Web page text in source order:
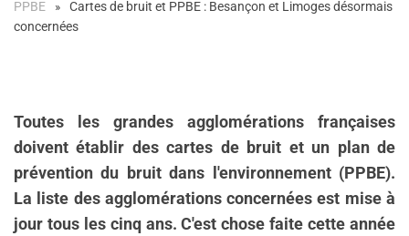
PPBE
Cartes de bruit et PPBE : Besançon et Limoges désormais
concernées
Toutes les grandes agglomérations françaises
doivent établir des cartes de bruit et un plan de
prévention du bruit dans l'environnement (PPBE).
La liste des agglomérations concernées est mise à
jour tous les cinq ans. C'est chose faite cette année